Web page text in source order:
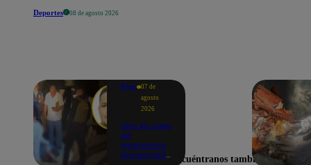
Deportes 08 de agosto 2026
Perú 07 de
agosto
2026
Giro en caso
de
empresario
secuestradoEncuéntranos también en